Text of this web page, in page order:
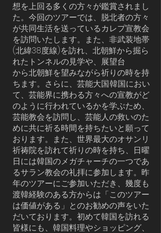
想を上回る多くの方々が鑑賞されまし
た。今回のツアーでは、脱北者の方々
が共同生活を送っているカレプ宣教会
を訪問いたします。また、非武装地帯
(北緯38度線)を訪れ、北朝鮮から掘ら
れたトンネルの見学や、展望台
から北朝鮮を望みながら祈りの時を持
ちます。さらに、芸能大国·韓国におい
て、芸能界に携わる方々への宣教がど
のように行われているかを学ぶため、
芸能教会を訪問し、芸能人の救いのた
めに共に祈る時間を持ちたいと願って
おります。また、世界最大のオサンリ
祈祷院を訪れて祈りの時を持ち、日曜
日には韓国のメガチャーチの一つであ
るサラン教会の礼拝に参加します。昨
年のツアーにご参加いただき、幾度も
渡韓経験のある方からは「このツアー
は価値がある」とのお勧めの声をいた
だいております。初めて韓国を訪れる
皆様にも、韓国料理やショッピング、